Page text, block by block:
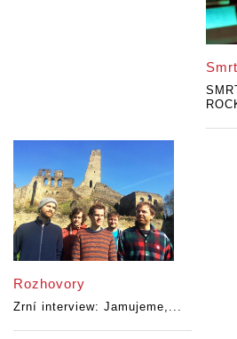
Rozhovory
Zrní interview: Jamujeme,...